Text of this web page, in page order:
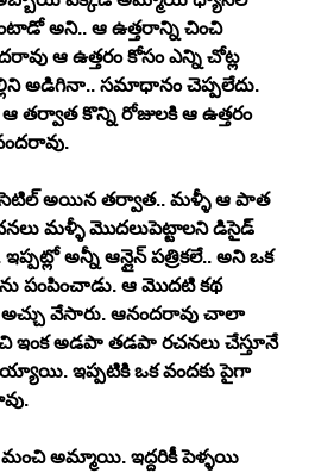
అని.. ఆ ఉత్తరాన్ని చించి
ఆ ఉత్తరం కోసం ఎన్ని చోట్ల
అడిగినా.. సమాధానం చెప్పలేదు.
కొన్ని రోజులకి ఆ ఉత్తరం
సెటిల్ అయిన తర్వాత.. మళ్ళీ ఆ పాత
రచనలు మళ్ళీ మొదలుపెట్టాలని డిసైడ్
అన్నీ ఆన్లైన్ పత్రికలే.. అని ఒక
పంపించాడు. ఆ మొదటి కథ
వేసారు. ఆనందరావు చాలా
ఇంక అడపా తడపా రచనలు చేస్తూనే
ఇప్పటికి ఒక వందకు పైగా
మంచి అమ్మాయి. ఇద్దరికీ పెళ్ళయి